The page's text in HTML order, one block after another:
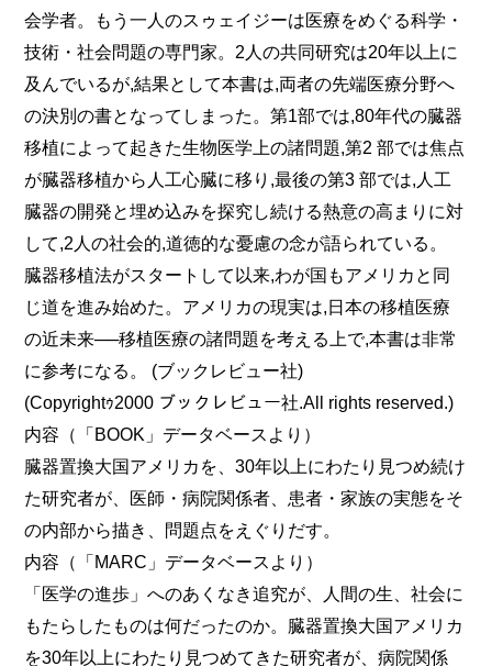
会学者。もう一人のスゥェイジーは医療をめぐる科学・
技術・社会問題の専門家。2人の共同研究は20年以上に
及んでいるが,結果として本書は,両者の先端医療分野へ
の決別の書となってしまった。第1部では,80年代の臓器
移植によって起きた生物医学上の諸問題,第2 部では焦点
が臓器移植から人工心臓に移り,最後の第3 部では,人工
臓器の開発と埋め込みを探究し続ける熱意の高まりに対
して,2人の社会的,道徳的な憂慮の念が語られている。
臓器移植法がスタートして以来,わが国もアメリカと同
じ道を進み始めた。アメリカの現実は,日本の移植医療
の近未来──移植医療の諸問題を考える上で,本書は非常
に参考になる。 (ブックレビュー社)
(Copyrightｩ2000 ブックレビュー社.All rights reserved.)
内容（「BOOK」データベースより）
臓器置換大国アメリカを、30年以上にわたり見つめ続け
た研究者が、医師・病院関係者、患者・家族の実態をそ
の内部から描き、問題点をえぐりだす。
内容（「MARC」データベースより）
「医学の進歩」へのあくなき追究が、人間の生、社会に
もたらしたものは何だったのか。臓器置換大国アメリカ
を30年以上にわたり見つめてきた研究者が、病院関係